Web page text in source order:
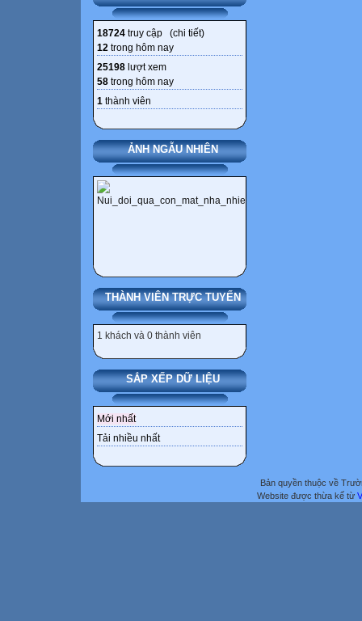
18724 truy cập (chi tiết)
12 trong hôm nay
25198 lượt xem
58 trong hôm nay
1 thành viên
ẢNH NGẪU NHIÊN
THÀNH VIÊN TRỰC TUYẾN
1 khách và 0 thành viên
SẮP XẾP DỮ LIỆU
Mới nhất
Tải nhiều nhất
Bản quyền thuộc về
Website được thừa kế từ